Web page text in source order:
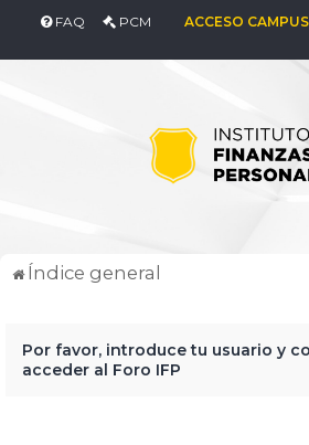
FAQ PCM
ACCESO
Índice general
Por favor, introduce tu usuario y
acceder al Foro IFP